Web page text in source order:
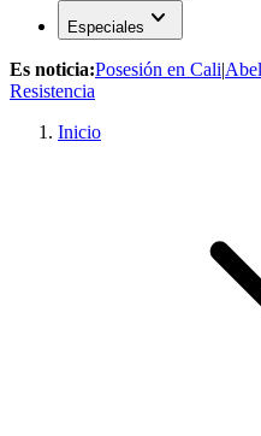
Especiales expand_more
Es noticia:Posesión en Cali|
Resistencia
Inicio